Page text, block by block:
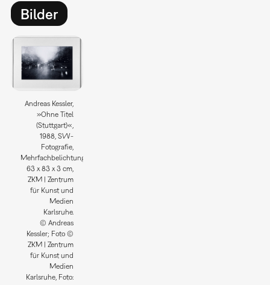
Bilder
Andreas Kessler,
»Ohne Titel
(Stuttgart)«,
1988, SW-
Fotografie,
Mehrfachbelichtung,
63 x 83 x 3 cm,
ZKM | Zentrum
für Kunst und
Medien
Karlsruhe.
© Andreas
Kessler; Foto ©
ZKM | Zentrum
für Kunst und
Medien
Karlsruhe, Foto: